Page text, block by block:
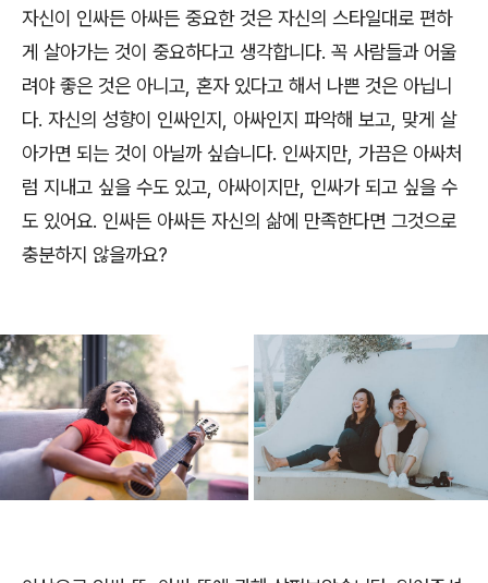
자신이 인싸든 아싸든 중요한 것은 자신의 스타일대로 편하
게 살아가는 것이 중요하다고 생각합니다. 꼭 사람들과 어울
려야 좋은 것은 아니고, 혼자 있다고 해서 나쁜 것은 아닙니
다. 자신의 성향이 인싸인지, 아싸인지 파악해 보고, 맞게 살
아가면 되는 것이 아닐까 싶습니다. 인싸지만, 가끔은 아싸처
럼 지내고 싶을 수도 있고, 아싸이지만, 인싸가 되고 싶을 수
도 있어요. 인싸든 아싸든 자신의 삶에 만족한다면 그것으로
충분하지 않을까요?